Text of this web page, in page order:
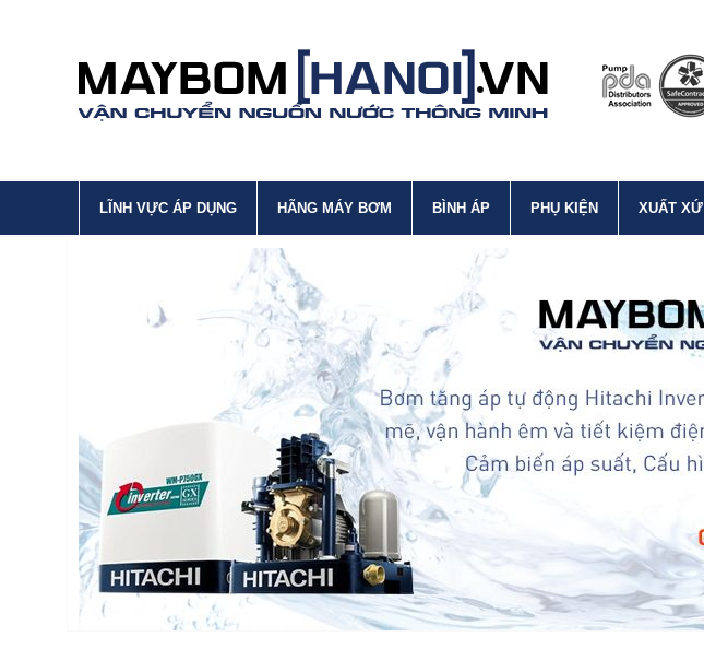
LĨNH VỰC ÁP DỤNG HÃNG MÁY BƠM BÌNH ÁP PHỤ KIỆN XUẤT XỨ